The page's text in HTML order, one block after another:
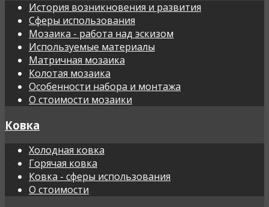
История возникновения и развития
Сферы использования
Мозаика - работа над эскизом
Используемые материалы
Матричная мозаика
Колотая мозаика
Особенности набора и монтажа
О стоимости мозаики
Ковка
Холодная ковка
Горячая ковка
Ковка - сферы использования
О стоимости